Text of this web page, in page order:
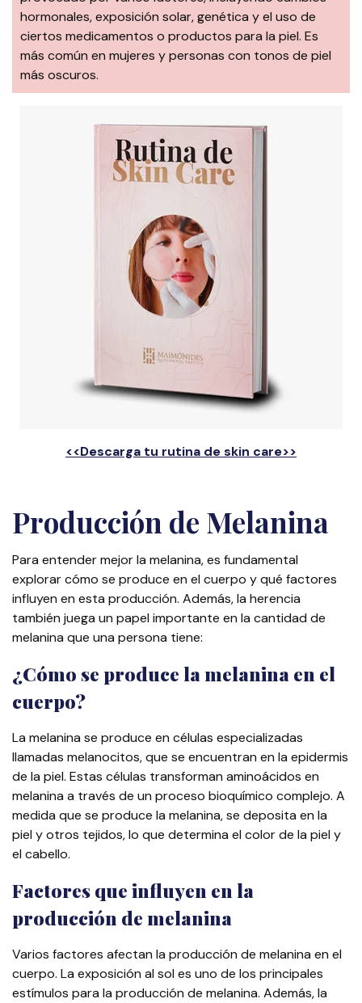
hormonales, exposición solar, genética y el uso de
ciertos medicamentos o productos para la piel. Es
más común en mujeres y personas con tonos de piel
más oscuros.
<<Descarga tu rutina de skin care>>
Producción de Melanina
Para entender mejor la melanina, es fundamental
explorar cómo se produce en el cuerpo y qué factores
influyen en esta producción. Además, la herencia
también juega un papel importante en la cantidad de
melanina que una persona tiene:
¿Cómo se produce la melanina en el
cuerpo?
La melanina se produce en células especializadas
llamadas melanocitos, que se encuentran en la epidermis
de la piel. Estas células transforman aminoácidos en
melanina a través de un proceso bioquímico complejo. A
medida que se produce la melanina, se deposita en la
piel y otros tejidos, lo que determina el color de la piel y
el cabello.
Factores que influyen en la
producción de melanina
Varios factores afectan la producción de melanina en el
cuerpo. La exposición al sol es uno de los principales
estímulos para la producción de melanina. Además, la